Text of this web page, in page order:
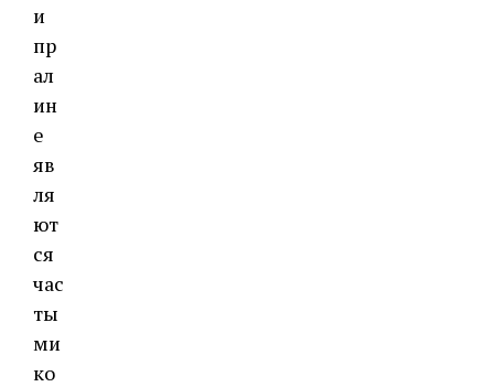
и
пр
ал
ин
е
яв
ля
ют
ся
час
ты
ми
ко